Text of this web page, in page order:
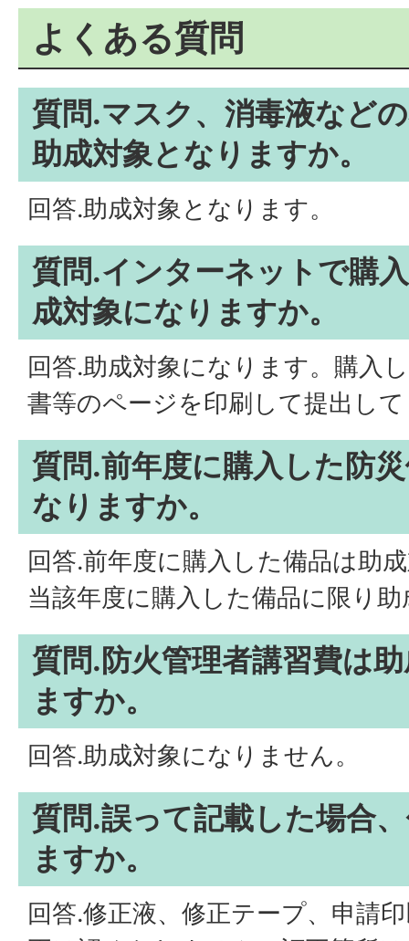
よくある質問
質問.マスク、消毒液など
助成対象となりますか。
回答.助成対象となります。
質問.インターネットで購
成対象になりますか。
回答.助成対象になります。購入
書等のページを印刷して提出し
質問.前年度に購入した防
なりますか。
回答.前年度に購入した備品は助
当該年度に購入した備品に限り
質問.防火管理者講習費は
ますか。
回答.助成対象になりません。
質問.誤って記載した場合
ますか。
回答.修正液、修正テープ、申請